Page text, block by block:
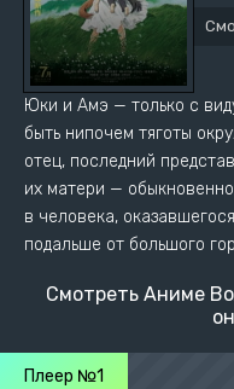
Юки и Амэ — только с
быть нипочем тяготы
отец, последний
их матери —
в человека,
подальше от большого
Смотреть Аниме
Плеер №1